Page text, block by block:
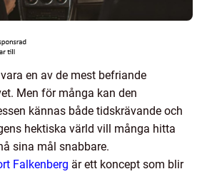
en av de mest befriande
Men för många kan den
kännas både tidskrävande och
hektiska värld vill många hitta
sina mål snabbare.
Falkenberg är ett koncept som blir